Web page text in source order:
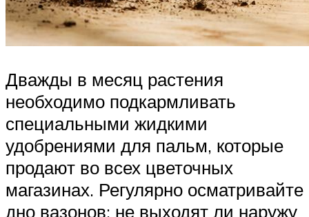
Дважды в месяц растения
необходимо подкармливать
специальными жидкими
удобрениями для пальм, которые
продают во всех цветочных
магазинах. Регулярно осматривайте
дно вазонов: не выходят ли наружу